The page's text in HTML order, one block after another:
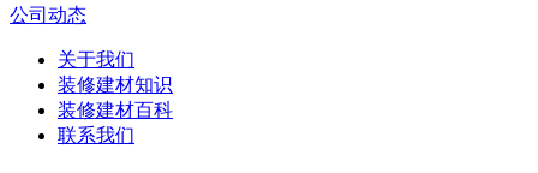
公司动态
关于我们
装修建材知识
装修建材百科
联系我们